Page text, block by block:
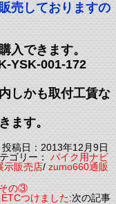
売しておりますの
入できます。
YSK-001-172
しかも取付工賃な
ます。
投稿日：2013年12月9日
ゴリー：バイク用ナビ
示販売店/zumo660通販
その③
つけました:次の記事